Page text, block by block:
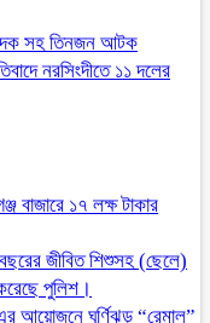
সহ তিনজন আটক
নরসিংদীতে ১১ দলের
বাজারে ১৭ লক্ষ টাকার
জীবিত শিশুসহ (ছেলে)
পুলিশ।
এর আয়োজনে ঘূর্ণিঝড় “রেমাল”